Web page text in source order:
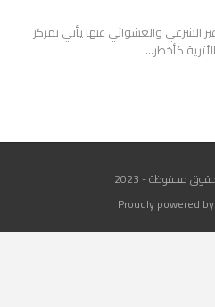
الشرعي والعشوائي عنها يأتي تمركز
كأخطر…
محفوظة - 2023
Proudly powered